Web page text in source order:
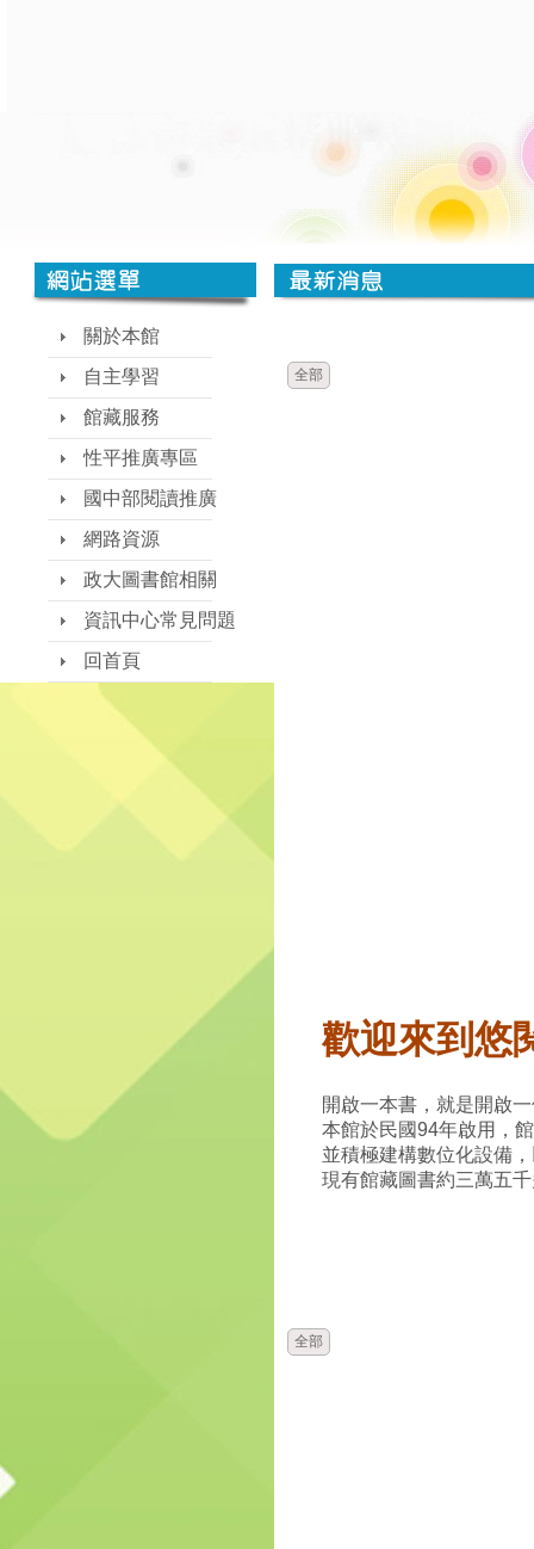
關於本館
自主學習
館藏服務
性平推廣專區
國中部閱讀推廣
網路資源
政大圖書館相關
資訊中心常見問題
回首頁
全部
歡迎來到悠
開啟一本書，就是開啟
本館於民國94年啟用，
並積極建構數位化設備
現有館藏圖書約三萬五
全部